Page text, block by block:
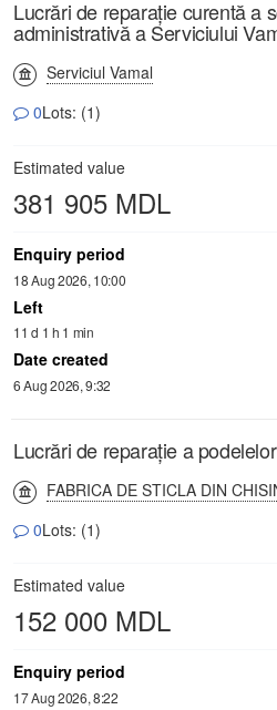
Lucrări de reparație curentă a
administrativă a Serviciului
Serviciul Vamal
0Lots: (1)
Estimated value
381 905 MDL
Enquiry period
18 Aug 2026, 10:00
Left
11 d 1 h 1 min
Date created
6 Aug 2026, 9:32
Lucrări de reparație a
FABRICA DE STICLA DIN
0Lots: (1)
Estimated value
152 000 MDL
Enquiry period
17 Aug 2026, 8:22